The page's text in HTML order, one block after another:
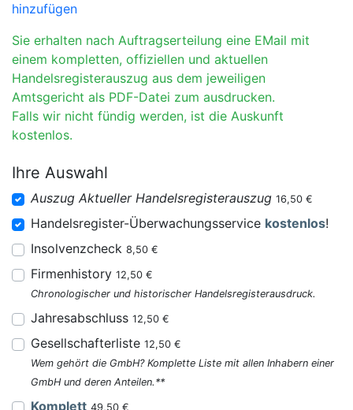
hinzufügen
Sie erhalten nach Auftragserteilung eine EMail mit
einem kompletten, offiziellen und aktuellen
Handelsregisterauszug aus dem jeweiligen
Amtsgericht als PDF-Datei zum ausdrucken.
Falls wir nicht fündig werden, ist die Auskunft
kostenlos.
Ihre Auswahl
Auszug Aktueller Handelsregisterauszug 16,50 €
Handelsregister-Überwachungsservice kostenlos!
Insolvenzcheck 8,50 €
Firmenhistory 12,50 €
Chronologischer und historischer Handelsregisterausdruck.
Jahresabschluss 12,50 €
Gesellschafterliste 12,50 €
Wem gehört die GmbH? Komplette Liste mit allen Inhabern einer
GmbH und deren Anteilen.**
Komplett 49,50 €